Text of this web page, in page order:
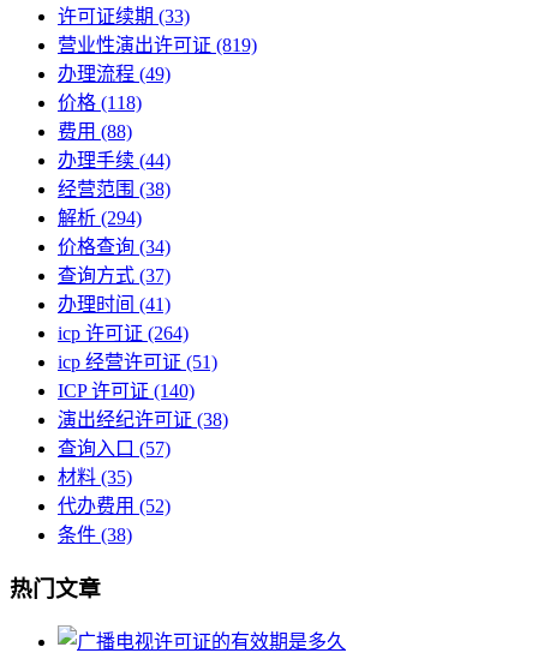
许可证续期 (33)
营业性演出许可证 (819)
办理流程 (49)
价格 (118)
费用 (88)
办理手续 (44)
经营范围 (38)
解析 (294)
价格查询 (34)
查询方式 (37)
办理时间 (41)
icp 许可证 (264)
icp 经营许可证 (51)
ICP 许可证 (140)
演出经纪许可证 (38)
查询入口 (57)
材料 (35)
代办费用 (52)
条件 (38)
热门文章